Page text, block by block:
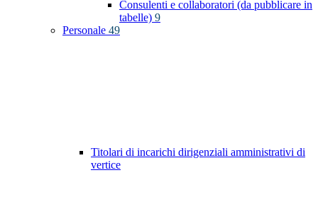
Consulenti e collaboratori (da pubblicare in
tabelle) 9
Personale 49
Titolari di incarichi dirigenziali amministrativi di
vertice